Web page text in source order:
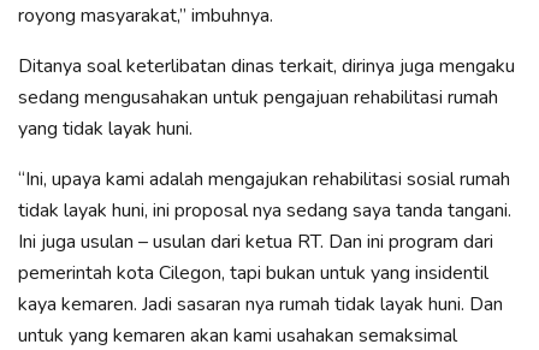
royong masyarakat,” imbuhnya.
Ditanya soal keterlibatan dinas terkait, dirinya juga mengaku
sedang mengusahakan untuk pengajuan rehabilitasi rumah
yang tidak layak huni.
“Ini, upaya kami adalah mengajukan rehabilitasi sosial rumah
tidak layak huni, ini proposal nya sedang saya tanda tangani.
Ini juga usulan – usulan dari ketua RT. Dan ini program dari
pemerintah kota Cilegon, tapi bukan untuk yang insidentil
kaya kemaren. Jadi sasaran nya rumah tidak layak huni. Dan
untuk yang kemaren akan kami usahakan semaksimal